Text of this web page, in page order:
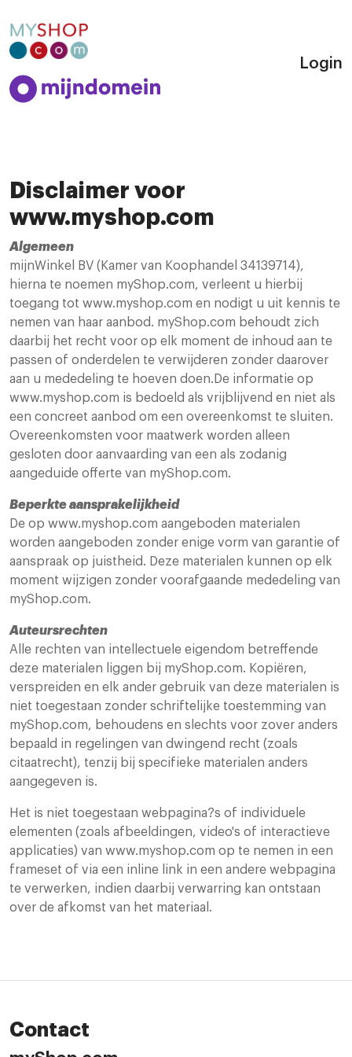
Login
Disclaimer voor
www.myshop.com
Algemeen
mijnWinkel BV (Kamer van Koophandel 34139714),
hierna te noemen myShop.com, verleent u hierbij
toegang tot www.myshop.com en nodigt u uit kennis te
nemen van haar aanbod. myShop.com behoudt zich
daarbij het recht voor op elk moment de inhoud aan te
passen of onderdelen te verwijderen zonder daarover
aan u mededeling te hoeven doen.De informatie op
www.myshop.com is bedoeld als vrijblijvend en niet als
een concreet aanbod om een overeenkomst te sluiten.
Overeenkomsten voor maatwerk worden alleen
gesloten door aanvaarding van een als zodanig
aangeduide offerte van myShop.com.
Beperkte aansprakelijkheid
De op www.myshop.com aangeboden materialen
worden aangeboden zonder enige vorm van garantie of
aanspraak op juistheid. Deze materialen kunnen op elk
moment wijzigen zonder voorafgaande mededeling van
myShop.com.
Auteursrechten
Alle rechten van intellectuele eigendom betreffende
deze materialen liggen bij myShop.com. Kopiëren,
verspreiden en elk ander gebruik van deze materialen is
niet toegestaan zonder schriftelijke toestemming van
myShop.com, behoudens en slechts voor zover anders
bepaald in regelingen van dwingend recht (zoals
citaatrecht), tenzij bij specifieke materialen anders
aangegeven is.
Het is niet toegestaan webpagina?s of individuele
elementen (zoals afbeeldingen, video's of interactieve
applicaties) van www.myshop.com op te nemen in een
frameset of via een inline link in een andere webpagina
te verwerken, indien daarbij verwarring kan ontstaan
over de afkomst van het materiaal.
Contact